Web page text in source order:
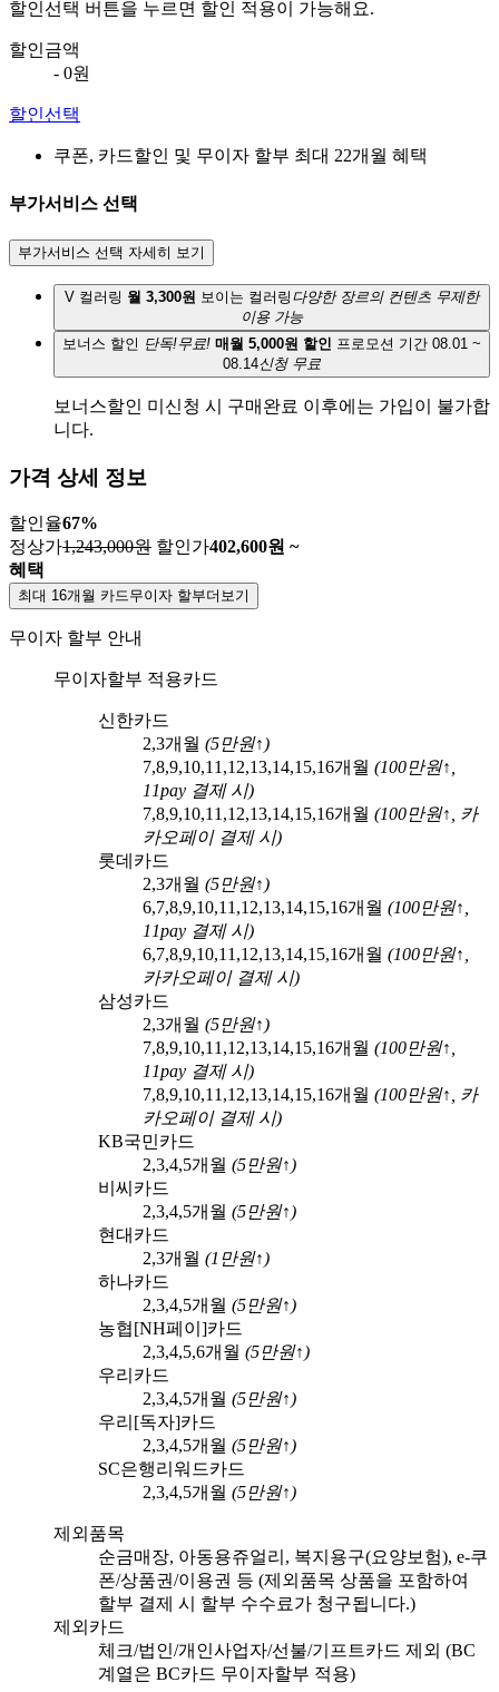
할인선택 버튼을 누르면 할인 적용이 가능해요.
할인금액
- 0원
할인선택
쿠폰, 카드할인 및 무이자 할부 최대 22개월 혜택
부가서비스 선택
부가서비스 선택 자세히 보기
V 컬러링 월 3,300원 보이는 컬러링 다양한 장르의 컨텐츠 무제한
이용 가능
보너스 할인 단독!무료! 매월 5,000원 할인 프로모션 기간 08.01 ~
08.14신청 무료
보너스할인 미신청 시 구매완료 이후에는 가입이 불가합
니다.
가격 상세 정보
할인율67%
정상가1,243,000원 할인가402,600원 ~
혜택
최대 16개월 카드무이자 할부더보기
무이자 할부 안내
무이자할부 적용카드
신한카드
2,3개월 (5만원↑)
7,8,9,10,11,12,13,14,15,16개월 (100만원↑,
11pay 결제 시)
7,8,9,10,11,12,13,14,15,16개월 (100만원↑, 카
카오페이결제 시)
롯데카드
2,3개월 (5만원↑)
6,7,8,9,10,11,12,13,14,15,16개월 (100만원↑,
11pay 결제 시)
6,7,8,9,10,11,12,13,14,15,16개월 (100만원↑,
카카오페이결제 시)
삼성카드
2,3개월 (5만원↑)
7,8,9,10,11,12,13,14,15,16개월 (100만원↑,
11pay 결제 시)
7,8,9,10,11,12,13,14,15,16개월 (100만원↑, 카
카오페이결제 시)
KB국민카드
2,3,4,5개월 (5만원↑)
비씨카드
2,3,4,5개월 (5만원↑)
현대카드
2,3개월 (1 만원↑)
하나카드
2,3,4,5개월 (5만원↑)
농협[NH페이]카드
2,3,4,5,6개월 (5만원↑)
우리카드
2,3,4,5개월 (5만원↑)
우리[독자]카드
2,3,4,5개월 (5만원↑)
SC은행리워드카드
2,3,4,5개월 (5만원↑)
제외품목
순금매장, 아동용쥬얼리, 복지용구(요양보험), e-쿠
폰/상품권/이용권 등 (제외품목 상품을 포함하여
할부 결제 시 할부 수수료가 청구됩니다.)
제외카드
체크/법인/개인사업자/선불/기프트카드 제외 (BC
계열은 BC카드 무이자할부 적용)